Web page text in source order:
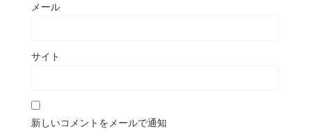
メール
サイト
新しいコメントをメールで通知